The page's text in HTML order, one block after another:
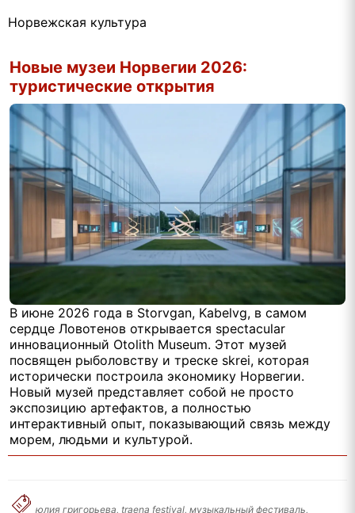
Норвежская культура
Новые музеи Норвегии 2026:
туристические открытия
В июне 2026 года в Storvgan, Kabelvg, в самом
сердце Ловотенов открывается spectacular
инновационный Otolith Museum. Этот музей
посвящен рыболовству и треске skrei, которая
исторически построила экономику Норвегии.
Новый музей представляет собой не просто
экспозицию артефактов, а полностью
интерактивный опыт, показывающий связь между
морем, людьми и культурой.
юлия григорьева, traena festival, музыкальный фестиваль,